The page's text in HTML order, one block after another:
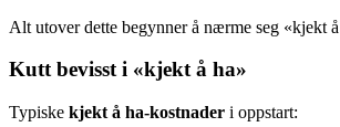
Alt utover dette begynner å nærme seg «kjekt
Kutt bevisst i «kjekt å ha»
Typiske kjekt å ha-kostnader i oppstart: